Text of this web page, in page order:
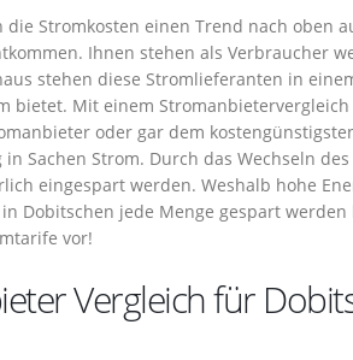
die Stromkosten einen Trend nach oben
Ihnen stehen als Verbraucher
stehen diese Stromlieferanten in
bietet. Mit einem
oder gar dem
Sachen Strom. Durch das Wechseln
eingespart werden. Weshalb hohe
Dobitschen jede Menge gespart werden
vor!
Vergleich für